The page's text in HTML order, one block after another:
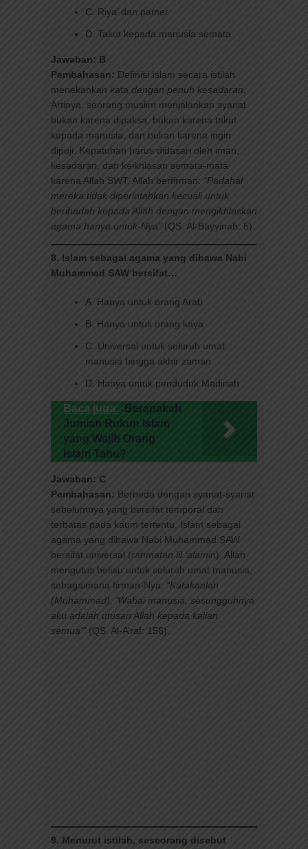
C. Riya’ dan pamer
D. Takut kepada manusia semata
Jawaban: B
Pembahasan: Definisi Islam secara istilah
menekankan kata dengan penuh kesadaran.
Artinya, seorang muslim menjalankan syariat
bukan karena dipaksa, bukan karena takut
kepada manusia, dan bukan karena ingin
dipuji. Kepatuhan harus didasari oleh iman,
kesadaran, dan keikhlasan semata-mata
karena Allah SWT. Allah berfirman: “Padahal
mereka tidak diperintahkan kecuali untuk
beribadah kepada Allah dengan mengikhlaskan
agama hanya untuk-Nya” (QS. Al-Bayyinah: 5).
8. Islam sebagai agama yang dibawa Nabi
Muhammad SAW bersifat…
A. Hanya untuk orang Arab
B. Hanya untuk orang kaya
C. Universal untuk seluruh umat
manusia hingga akhir zaman
D. Hanya untuk penduduk Madinah
Baca juga:
Berapakah
Jumlah Rukun Islam
yang Wajib Orang
Islam Tahu?
Jawaban: C
Pembahasan: Berbeda dengan syariat-syariat
sebelumnya yang bersifat temporal dan
terbatas pada kaum tertentu, Islam sebagai
agama yang dibawa Nabi Muhammad SAW
bersifat universal (rahmatan lil ‘alamin). Allah
mengutus beliau untuk seluruh umat manusia,
sebagaimana firman-Nya: “Katakanlah
(Muhammad), ‘Wahai manusia, sesungguhnya
aku adalah utusan Allah kepada kalian
semua'” (QS. Al-A’raf: 158).
9. Menurut istilah, seseorang disebut